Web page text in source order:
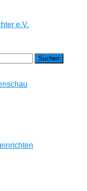
e.V.